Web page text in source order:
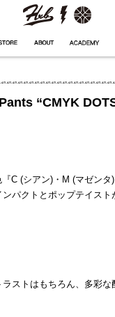
“CMYK
C (シアン)・M (マゼン
パクトとポップテイス
ストはもちろん、多彩